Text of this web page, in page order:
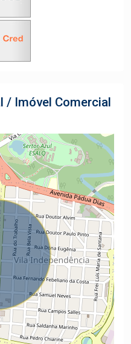
/ Imóvel Comercial